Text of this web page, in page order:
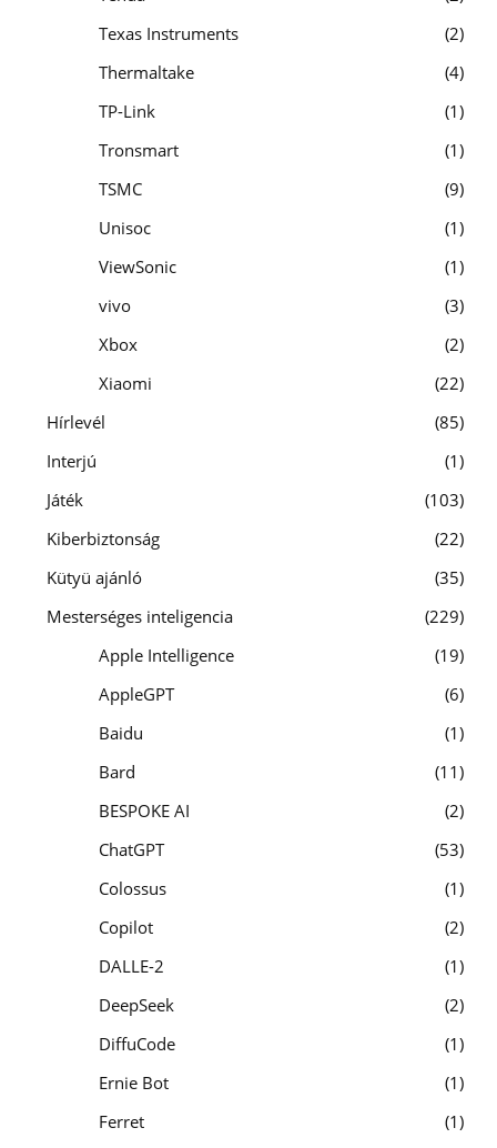
Texas Instruments
2
Thermaltake
4
TP-Link
1
Tronsmart
1
TSMC
9
Unisoc
1
ViewSonic
1
vivo
3
Xbox
2
Xiaomi
22
Hírlevél
85
Interjú
1
Játék
103
Kiberbiztonság
22
Kütyü ajánló
35
Mesterséges inteligencia
229
Apple Intelligence
19
AppleGPT
6
Baidu
1
Bard
11
BESPOKE AI
2
ChatGPT
53
Colossus
1
Copilot
2
DALLE-2
1
DeepSeek
2
DiffuCode
1
Ernie Bot
1
Ferret
1